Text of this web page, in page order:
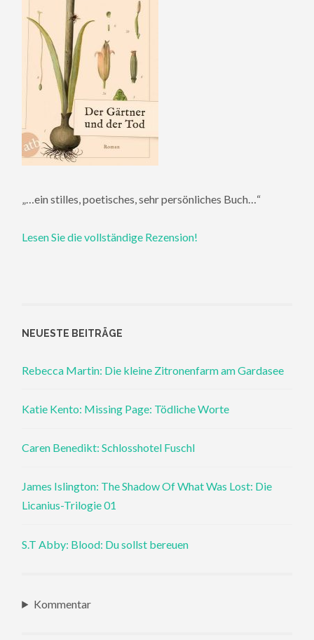
„…ein stilles, poetisches, sehr persönliches Buch…“
Lesen Sie die vollständige Rezension!
NEUESTE BEITRÄGE
Rebecca Martin: Die kleine Zitronenfarm am Gardasee
Katie Kento: Missing Page: Tödliche Worte
Caren Benedikt: Schlosshotel Fuschl
James Islington: The Shadow Of What Was Lost: Die
Licanius-Trilogie 01
S.T Abby: Blood: Du sollst bereuen
Kommentar